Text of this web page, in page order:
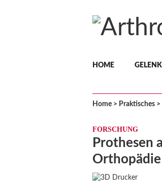
HOME
Home > Praktisches >
FORSCHUNG
Prothesen